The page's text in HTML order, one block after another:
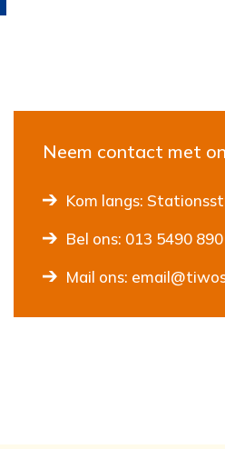
Neem contact met
Kom langs:
Bel ons: 013 5490 890
Mail ons: